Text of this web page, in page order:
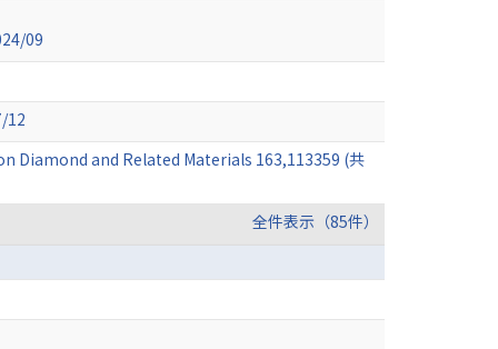
09
12
and Related Materials 163,113359 (共
全件表示（85件）